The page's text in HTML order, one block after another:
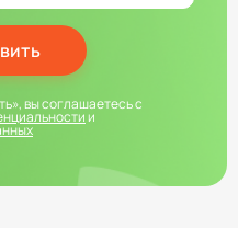
вы соглашаетесь с
и